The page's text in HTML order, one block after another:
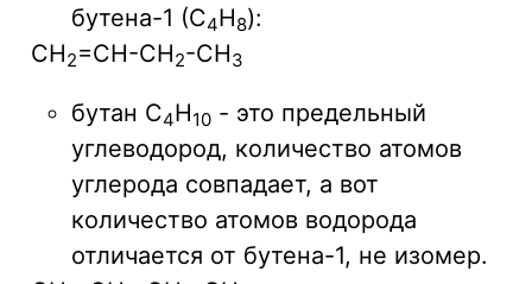
бутена-1 (C4H8):
CH2=CH-CH2-CH3
бутан С4H10 - это предельный
углеводород, количество атомов
углерода совпадает, а вот
количество атомов водорода
отличается от бутена-1, не изомер.